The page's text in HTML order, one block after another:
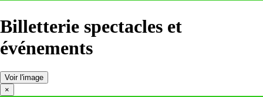
Billetterie spectacles et
événements
Voir l'image
×